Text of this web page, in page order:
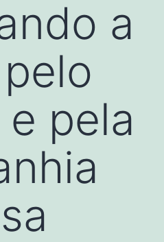
a
pela